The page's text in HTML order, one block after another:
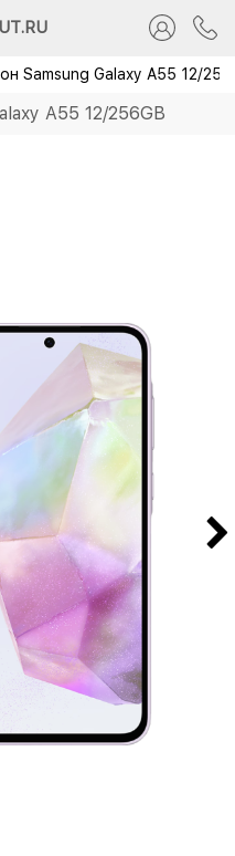
Samsung Galaxy A55 12/
A55 12/256GB
Скидка 1 000 руб.
Новинка